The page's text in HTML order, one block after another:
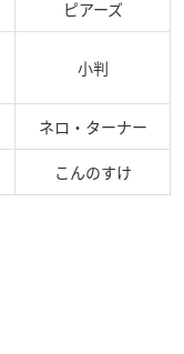
ピアーズ
小判
ネロ・ターナー
こんのすけ